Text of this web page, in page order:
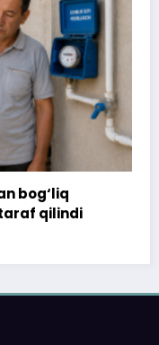
qilindi